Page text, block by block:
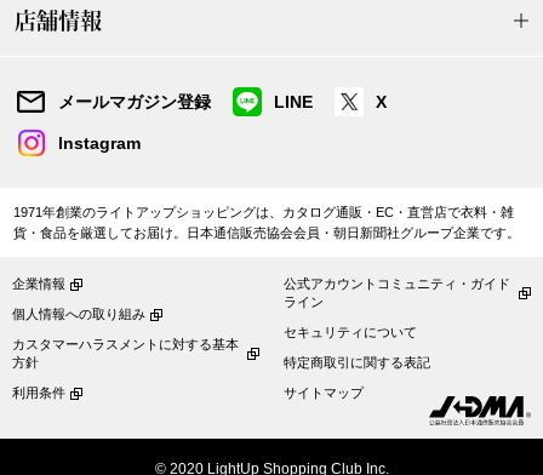
Salon de GRANDGRIS
集
すべて見る
RUGLOG 2026
アウター
ジャケット
店舗情報
メールマガジン登録 LINE X
Instagram
1971年創業のライトアップショッピングは、カタログ通販・EC・直営店で衣料・雑
貨・食品を厳選してお届け。日本通信販売協会会員・朝日新聞社グループ企業です。
企業情報
個人情報への取り組み
カスタマーハラスメントに対する基本
方針
利用条件
公式アカウントコミュニティ・ガイド
ライン
セキュリティについて
特定商取引に関する表記
サイトマップ
© 2020 LightUp Shopping Club Inc.